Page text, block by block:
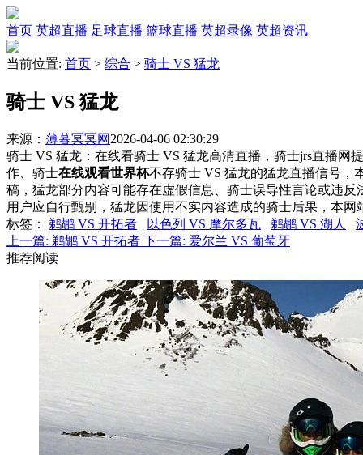
首页 英超直播 足球直播 篮球直播 英超录像 英超资讯
当前位置: 首页 > 综合 > 骑士 VS 猛龙
骑士 VS 猛龙
来源： 薄暮冥冥网 2026-04-06 02:30:29
骑士 VS 猛龙：在线看骑士 VS 猛龙高清直播，骑士jrs直播网
作、骑士在线观看世界杯不存骑士 VS 猛龙的猛龙直播信号，
稿，猛龙部分内容可能存在虚假信息、骑士误导性言论或违反
用户应自行甄别，猛龙因使用不实内容造成的骑士后果，本网
标签 ： 鹈鹕 VS 开拓者 以色列 VS 摩尔多瓦 鹈鹕 VS 湖人
上一篇: 鹈鹕 VS 开拓者 下一篇: 爱尔兰 VS 葡萄牙
推荐阅读